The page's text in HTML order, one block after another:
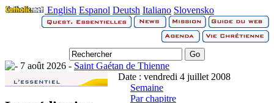
English Espanol Deutsh Italiano Slovensko
7 août 2026 - Saint Gaétan de Thienne
Date : vendredi 4 juillet 2008
Semaine
Par chapitre